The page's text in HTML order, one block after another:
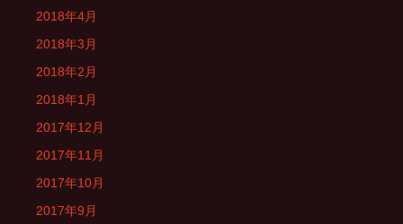
2018年4月
2018年3月
2018年2月
2018年1月
2017年12月
2017年11月
2017年10月
2017年9月